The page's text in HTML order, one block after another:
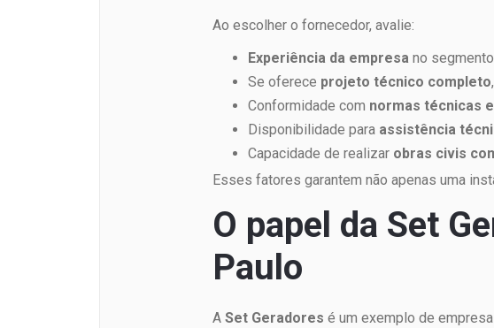
Ao escolher o fornecedor, avalie:
Experiência da empresa no
Se oferece projeto técnico completo
Conformidade com normas técnicas
Disponibilidade para assistência
Capacidade de realizar obras civis
Esses fatores garantem não apenas uma
O papel da Set
Paulo
ASet Geradores é um exemplo de